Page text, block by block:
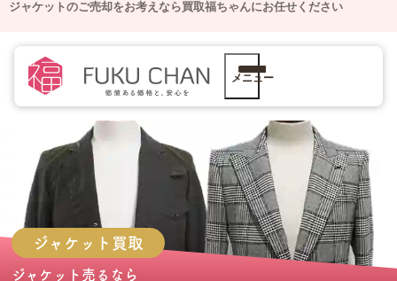
ジャケットのご売却をお考えなら買取福ちゃんにお任せください
メニュー
ジャケット 買取
ジャケット売る なら